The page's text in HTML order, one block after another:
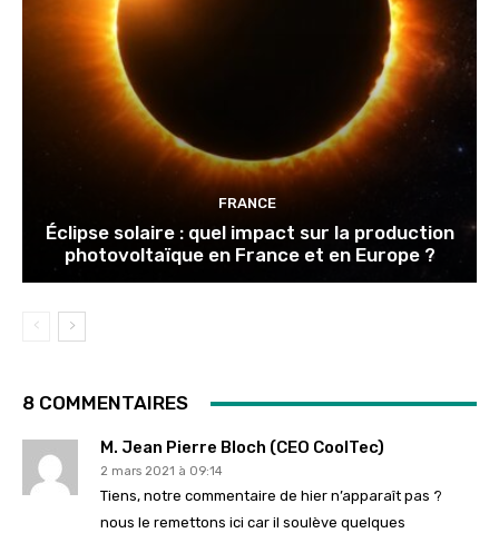
FRANCE
Éclipse solaire : quel impact sur la production
photovoltaïque en France et en Europe ?
8 COMMENTAIRES
M. Jean Pierre Bloch (CEO CoolTec)
2 mars 2021 à 09:14
Tiens, notre commentaire de hier n’apparaît pas ?
nous le remettons ici car il soulève quelques